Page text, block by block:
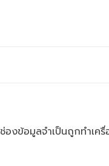
ช่องข้อมูลจำเป็นถูกทำเค